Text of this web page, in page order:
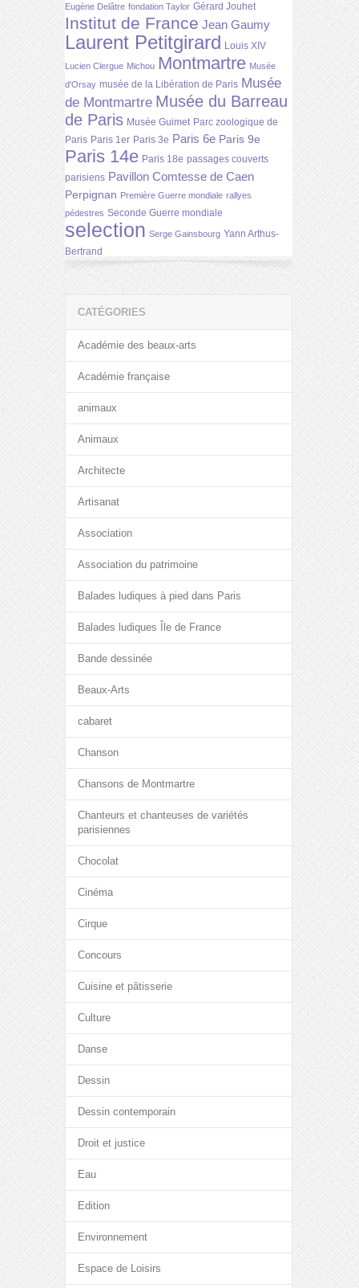
Eugène Delâtre fondation Taylor Gérard Jouhet
Institut de France Jean Gaumy
Laurent Petitgirard Louis XIV
Lucien Clergue Michou Montmartre Musée
d'Orsay musée de la Libération de Paris Musée
de Montmartre Musée du Barreau
de Paris Musée Guimet Parc zoologique de
Paris Paris 1er Paris 3e Paris 6e Paris 9e
Paris 14e Paris 18e passages couverts
parisiens Pavillon Comtesse de Caen
Perpignan Première Guerre mondiale rallyes
pédestres Seconde Guerre mondiale
selection Serge Gainsbourg Yann Arthus-
Bertrand
CATÉGORIES
Académie des beaux-arts
Académie française
animaux
Animaux
Architecte
Artisanat
Association
Association du patrimoine
Balades ludiques à pied dans Paris
Balades ludiques Île de France
Bande dessinée
Beaux-Arts
cabaret
Chanson
Chansons de Montmartre
Chanteurs et chanteuses de variétés
parisiennes
Chocolat
Cinéma
Cirque
Concours
Cuisine et pâtisserie
Culture
Danse
Dessin
Dessin contemporain
Droit et justice
Eau
Edition
Environnement
Espace de Loisirs